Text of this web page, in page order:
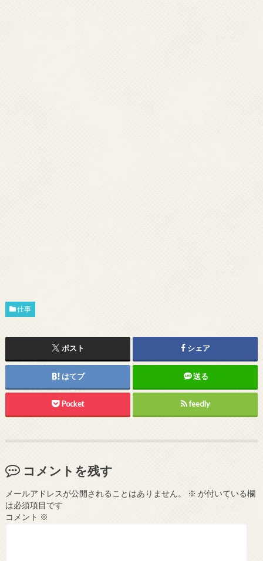
仕事
ポスト シェア
はてブ 送る
Pocket feedly
コメントを残す
メールアドレスが公開されることはありません。 ※ が付いている欄
は必須項目です
コメント ※